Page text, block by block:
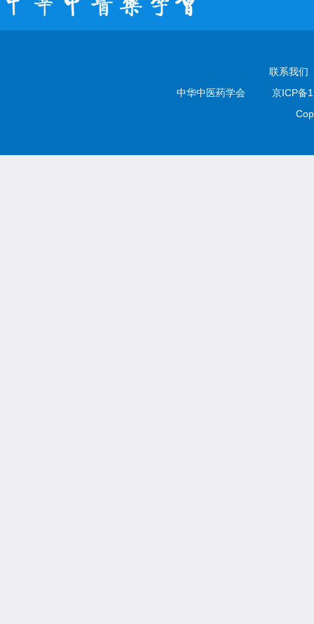
联系我们
中华中医药学会
京ICP备